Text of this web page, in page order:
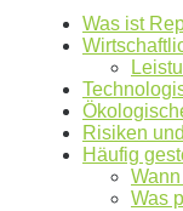
Aktuellen
€/kWh
Hinweis:Dies
Dies ist eine
Annahme:
Was ist
Risiken
Häufig
Was